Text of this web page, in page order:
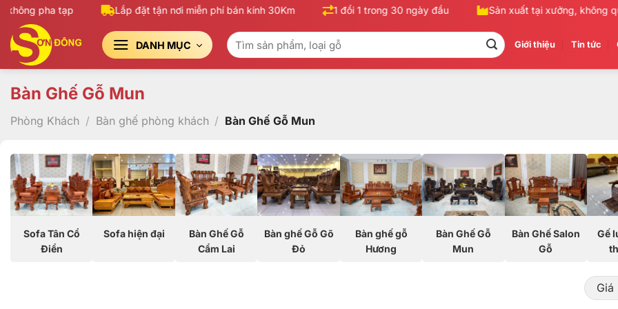
Bỏ
nội
dung
pha tạp Lắp đặt tận nơi miễn phí bán kính 30Km 1 đổi 1 trong 30 ngày đầu Sản xuất tại xưởng, không qua
DANH MỤC
Tìm
kiếm:
Giới thiệu Tin tức
Bàn Ghế Gỗ Mun
Phòng Khách / Bàn ghế phòng khách / Bàn Ghế Gỗ Mun
Sofa Tân Cổ
Điển
Sofa hiện đại
Bàn Ghế Gỗ
Cẩm Lai
Bàn ghế Gỗ Gõ
Đỏ
Bàn ghế gỗ
Hương
Bàn Ghế Gỗ
Mun
Bàn Ghế Salon
Gỗ
Gế